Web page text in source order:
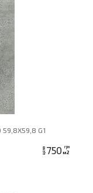
59,8X59,8 G1
цена 750 грн
м2